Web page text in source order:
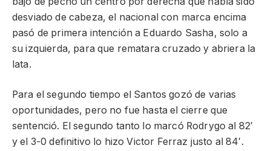
desviado de cabeza, el nacional con marca encima
pasó de primera intención a Eduardo Sasha, solo a
su izquierda, para que rematara cruzado y abriera la
lata.
Para el segundo tiempo el Santos gozó de varias
oportunidades, pero no fue hasta el cierre que
sentenció. El segundo tanto lo marcó Rodrygo al 82′
y el 3-0 definitivo lo hizo Victor Ferraz justo al 84′.